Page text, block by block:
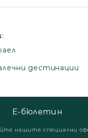
дестинации
Е-бюлетин
нашите специални